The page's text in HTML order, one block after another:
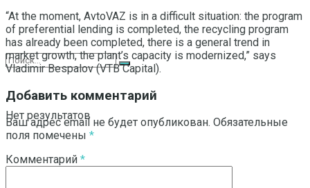
Нет результатов
Смотреть все результаты
“At the moment, AvtoVAZ is in a difficult situation: the program
of preferential lending is completed, the recycling program
has already been completed, there is a general trend in
market growth, the plant’s capacity is modernized,” says
Vladimir Bespalov (VTB Capital).
Добавить комментарий
Ваш адрес email не будет опубликован. Обязательные
поля помечены *
Комментарий *